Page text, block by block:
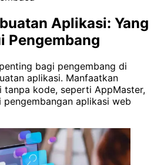
Aplikasi: Yang
Pengembang
bagi pengembang di
aplikasi. Manfaatkan
tanpa kode, seperti AppMaster,
aplikasi web